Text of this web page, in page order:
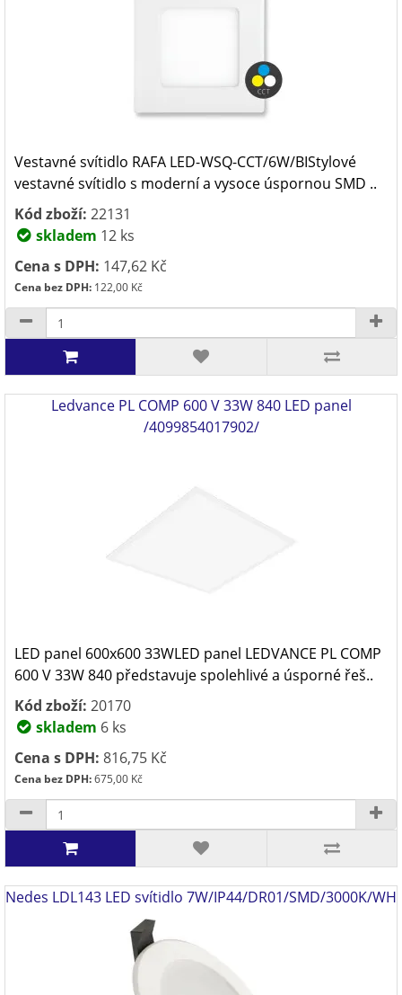
Vestavné svítidlo RAFA LED-WSQ-CCT/6W/BIStylové
vestavné svítidlo s moderní a vysoce úspornou SMD ..
Kód zboží: 22131
skladem 12 ks
Cena s DPH: 147,62 Kč
Cena bez DPH: 122,00 Kč
Ledvance PL COMP 600 V 33W 840 LED panel
/4099854017902/
LED panel 600x600 33WLED panel LEDVANCE PL COMP
600 V 33W 840 představuje spolehlivé a úsporné řeš..
Kód zboží: 20170
skladem 6 ks
Cena s DPH: 816,75 Kč
Cena bez DPH:675,00 Kč
Nedes LDL143 LED svítidlo 7W/IP44/DR01/SMD/3000K/WH